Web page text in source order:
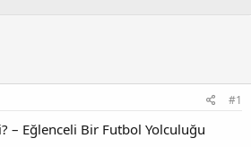
#1
– Eğlenceli Bir Futbol Yolculuğu